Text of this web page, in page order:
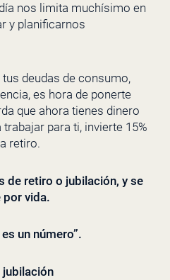
nos limita muchísimo en
y planificarnos
deudas de consumo,
es hora de ponerte
que ahora tienes dinero
para ti, invierte 15%
retiro.
de retiro o jubilación, y se
por vida.
un número”.